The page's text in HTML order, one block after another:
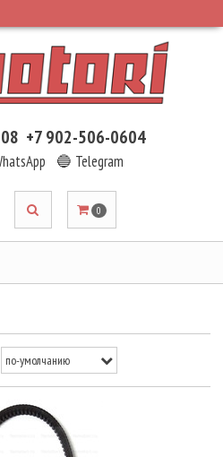
+7 902-506-0604
🔵 Telegram
0